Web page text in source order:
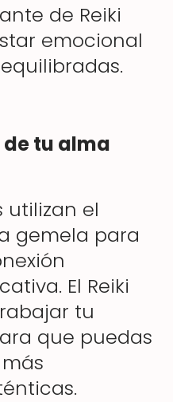
de Reiki
emocional
de tu alma
utilizan el
gemela para
El Reiki
tu
que puedas